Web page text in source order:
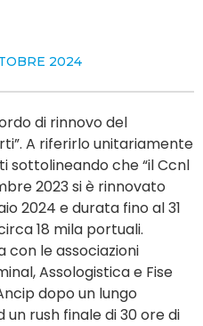
2024
di rinnovo del
A riferirlo unitariamente
sottolineando che “il Ccnl
2023 si è rinnovato
2024 e durata fino al 31
18 mila portuali.
con le associazioni
Assologistica e Fise
dopo un lungo
un rush finale di 30 ore di